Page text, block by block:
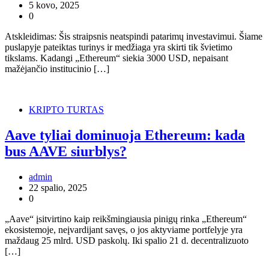
5 kovo, 2025
0
Atskleidimas: Šis straipsnis neatspindi patarimų investavimui. Šiame
puslapyje pateiktas turinys ir medžiaga yra skirti tik švietimo
tikslams. Kadangi „Ethereum“ siekia 3000 USD, nepaisant
mažėjančio institucinio […]
KRIPTO TURTAS
Aave tyliai dominuoja Ethereum: kada
bus AAVE siurblys?
admin
22 spalio, 2025
0
„Aave“ įsitvirtino kaip reikšmingiausia pinigų rinka „Ethereum“
ekosistemoje, neįvardijant savęs, o jos aktyviame portfelyje yra
maždaug 25 mlrd. USD paskolų. Iki spalio 21 d. decentralizuoto
[…]